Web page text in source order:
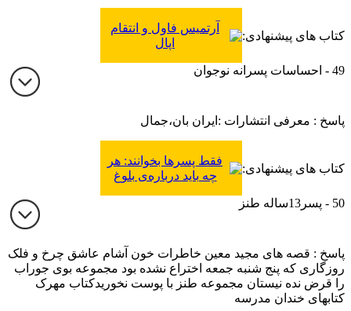
کتاب های پیشنهادی:
آرتمیس فاول و انتقام
اپال
49 - احساسات پسرانه نوجوان
پاسخ : معرفی انتشارات :ایران بان،جمال
کتاب های پیشنهادی:
فقط پسرها بخوانند: هر
چه باید درباره‌ی بلوغ
50 - پسر13ساله طنز
پاسخ : قصه های مجید معین خاطرات خون آشام عاشق چرخ و فلک
روزگاری که پنج شنبه جمعه اختراع نشده بود مجموعه بوی جوراب
را قرض نده نیستان مجموعه طنز با پوست نخوریدکتاب مهرک
کتابهای خندان مدرسه